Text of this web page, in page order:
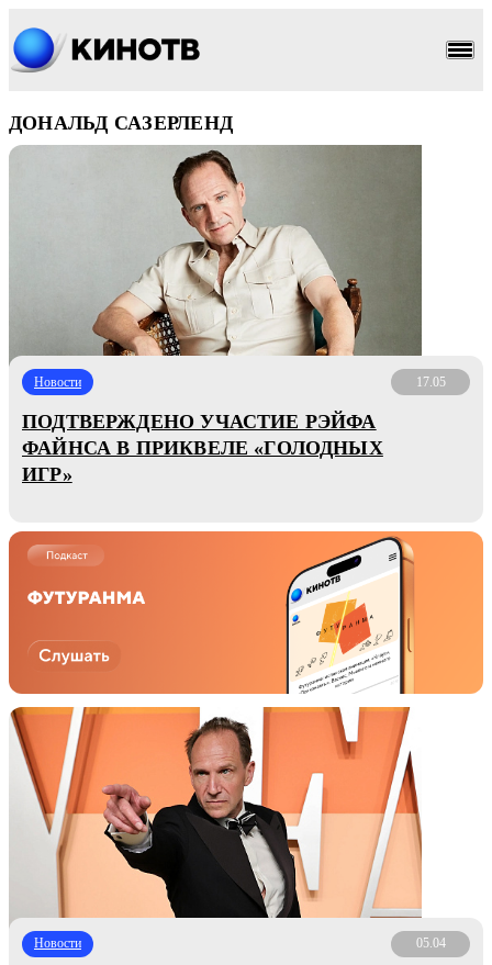
ДОНАЛЬД САЗЕРЛЕНД
Новости 17.05
ПОДТВЕРЖДЕНО УЧАСТИЕ РЭЙФА
ФАЙНСА В ПРИКВЕЛЕ «ГОЛОДНЫХ
ИГР»
Новости 05.04